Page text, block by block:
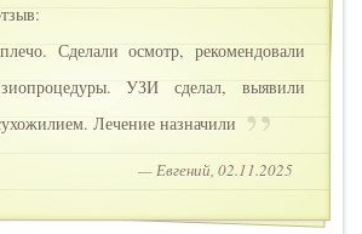
Сделали осмотр, рекомендовали
УЗИ сделал, выявили
Лечение назначили
— Евгений, 02.11.2025